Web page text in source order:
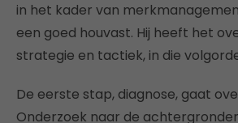
in het kader van
een goed houvast. Hij heeft het
strategie en tactiek, in die
De eerste stap, diagnose, gaat
Onderzoek naar de